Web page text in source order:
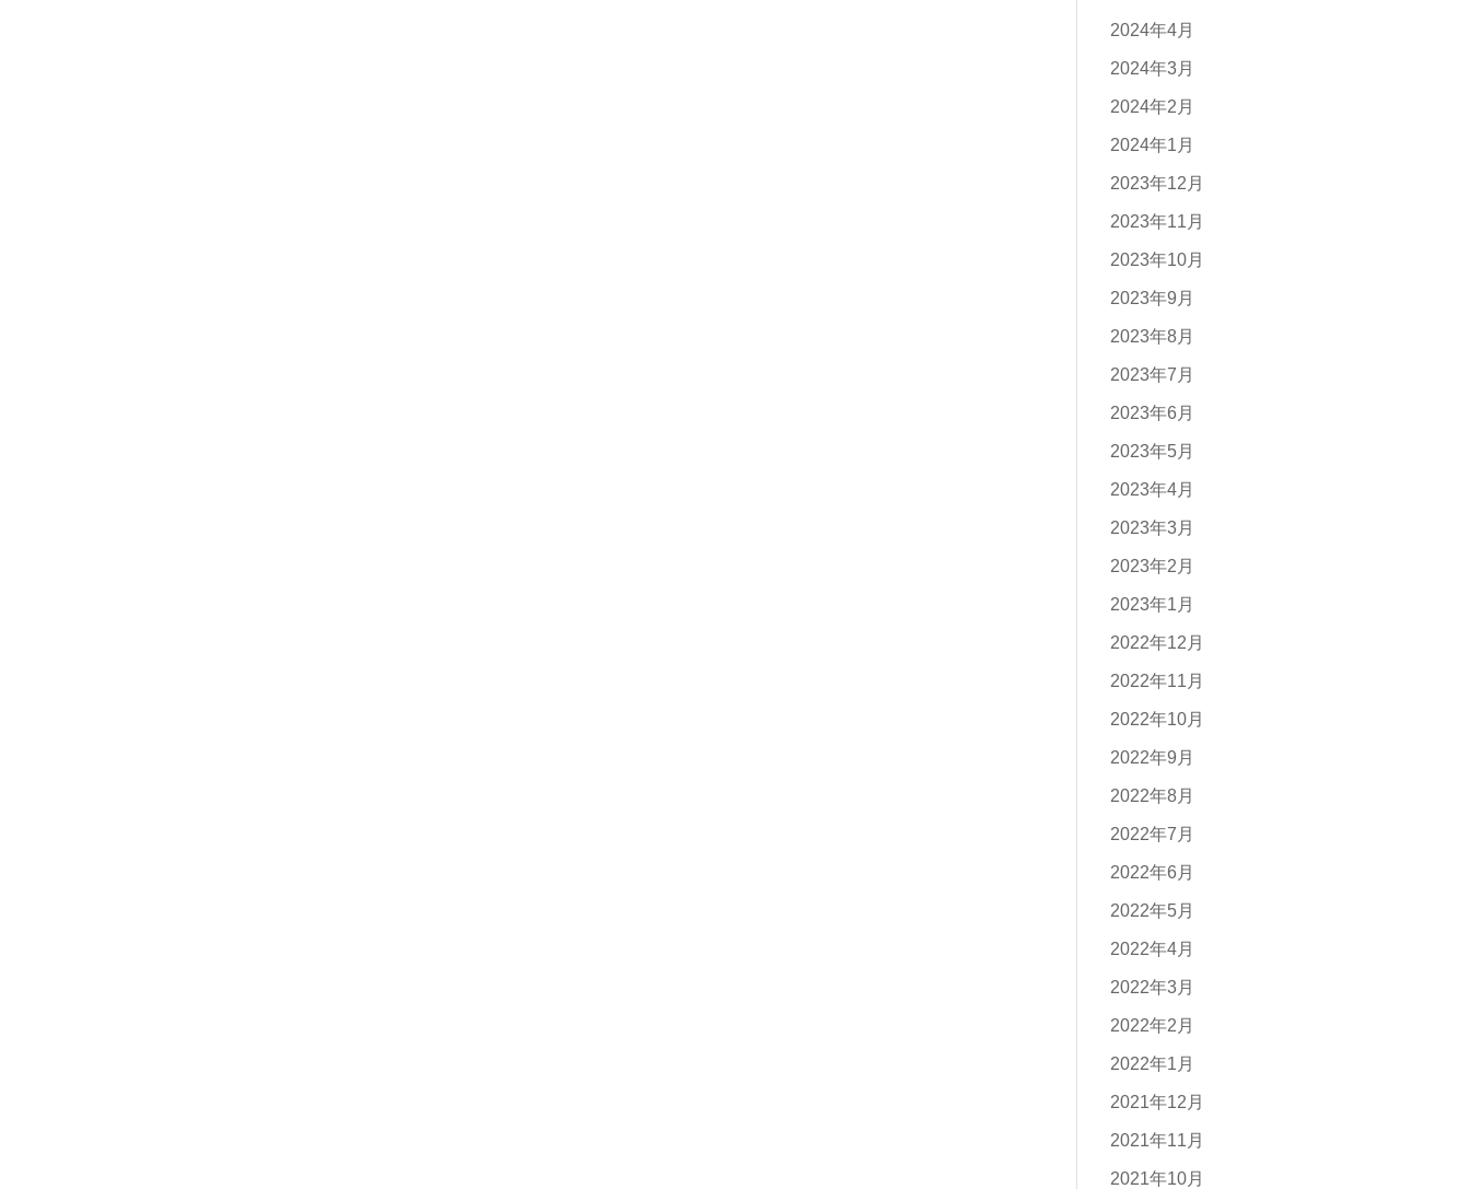
2024年4月
2024年3月
2024年2月
2024年1月
2023年12月
2023年11月
2023年10月
2023年9月
2023年8月
2023年7月
2023年6月
2023年5月
2023年4月
2023年3月
2023年2月
2023年1月
2022年12月
2022年11月
2022年10月
2022年9月
2022年8月
2022年7月
2022年6月
2022年5月
2022年4月
2022年3月
2022年2月
2022年1月
2021年12月
2021年11月
2021年10月